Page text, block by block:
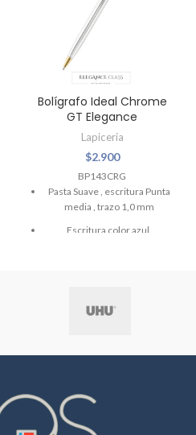
Bolígrafo Ideal Chrome
GT Elegance
Lapiceria
$2.900
BP143CRG
Pasta Suave , escritura Punta
media , trazo 1,0 mm
Escritura color azul.
adornos cromados.